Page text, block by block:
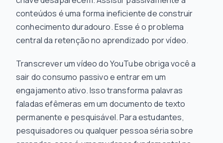
conteúdos é uma forma ineficiente de construir
conhecimento duradouro. Esse é o problema
central da retenção no aprendizado por vídeo.
Transcrever um vídeo do YouTube obriga você a
sair do consumo passivo e entrar em um
engajamento ativo. Isso transforma palavras
faladas efêmeras em um documento de texto
permanente e pesquisável. Para estudantes,
pesquisadores ou qualquer pessoa séria sobre